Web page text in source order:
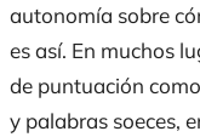
autonomía sobre
es así. En muchos
de puntuación
y palabras soeces,